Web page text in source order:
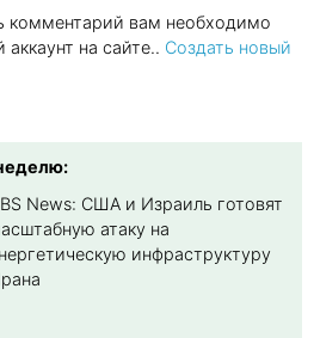
комментарий вам необходимо
на сайте.. Создать новый
News: США и Израиль готовят
атаку на
инфраструктуру